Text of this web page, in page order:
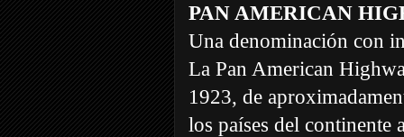
PAN AMERICAN
Una denominación con
La Pan American
1923, de
los países del continente